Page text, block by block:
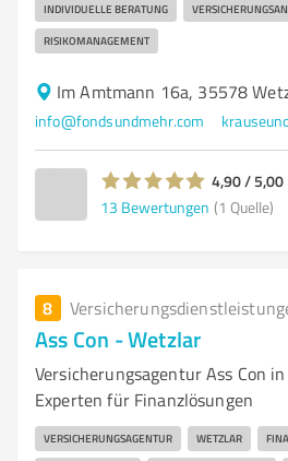
INDIVIDUELLE BERATUNG
RISIKOMANAGEMENT
Im Amtmann 16a, 35578
info@fondsundmehr.com
4,90 / 5,00
13 Bewertungen (1 Quelle)
8
Ass Con - Wetzlar
Versicherungsagentur Ass Con
Experten für Finanzlösungen
VERSICHERUNGSAGENTUR WETZLAR